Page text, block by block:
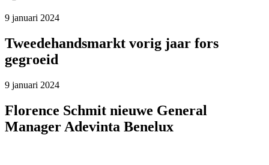
9 januari 2024
Tweedehandsmarkt vorig jaar fors
gegroeid
9 januari 2024
Florence Schmit nieuwe General
Manager Adevinta Benelux